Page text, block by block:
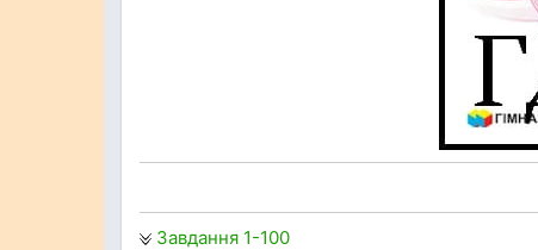
Завдання 1-100